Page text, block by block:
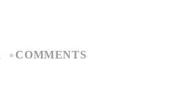
COMMENTS